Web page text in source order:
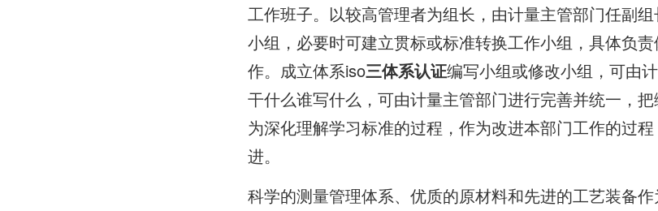
工作班子。以较高管理者为组长，由计量主管部门任副
小组，必要时可建立贯标或标准转换工作小组，具体负
作。成立体系iso三体系认证编写小组或修改小组，可由
干什么谁写什么，可由计量主管部门进行完善并统一，
为深化理解学习标准的过程，作为改进本部门工作的过
进。
科学的测量管理体系、优质的原材料和先进的工艺装备